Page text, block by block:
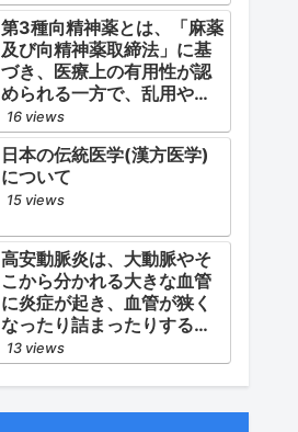
第3種向精神薬とは、「麻薬
及び向精神薬取締法」に基
づき、医療上の有用性が認
められる一方で、乱用や依
存の危険性から厳重な管
理・規制が必要とされる薬
物のうち、第1種・第2種よ
りも比較的リスクが低いと
判断されて指定されている
16 views
日本の伝統医学(漢方医学)
について
15 views
高安動脈炎は、大動脈やそ
こから分かれる大きな血管
に炎症が起き、血管が狭く
なったり詰まったりする指
定難病です。
13 views